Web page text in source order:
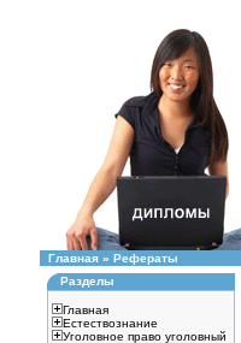
Главная » Рефераты
Разделы
Главная
Естествознание
Уголовное право уголовный